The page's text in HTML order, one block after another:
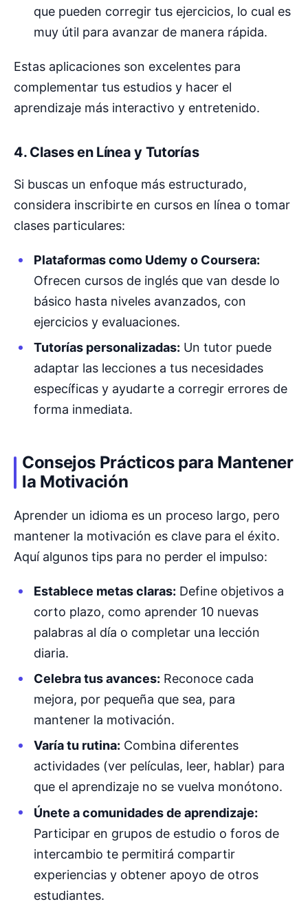
que pueden corregir tus ejercicios, lo cual es
muy útil para avanzar de manera rápida.
Estas aplicaciones son excelentes para
complementar tus estudios y hacer el
aprendizaje más interactivo y entretenido.
4. Clases en Línea y Tutorías
Si buscas un enfoque más estructurado,
considera inscribirte en cursos en línea o tomar
clases particulares:
Plataformas como Udemy o Coursera:
Ofrecen cursos de inglés que van desde lo
básico hasta niveles avanzados, con
ejercicios y evaluaciones.
Tutorías personalizadas: Un tutor puede
adaptar las lecciones a tus necesidades
específicas y ayudarte a corregir errores de
forma inmediata.
Consejos Prácticos para Mantener
la Motivación
Aprender un idioma es un proceso largo, pero
mantener la motivación es clave para el éxito.
Aquí algunos tips para no perder el impulso:
Establece metas claras: Define objetivos a
corto plazo, como aprender 10 nuevas
palabras al día o completar una lección
diaria.
Celebra tus avances: Reconoce cada
mejora, por pequeña que sea, para
mantener la motivación.
Varía tu rutina: Combina diferentes
actividades (ver películas, leer, hablar) para
que el aprendizaje no se vuelva monótono.
Únete a comunidades de aprendizaje:
Participar en grupos de estudio o foros de
intercambio te permitirá compartir
experiencias y obtener apoyo de otros
estudiantes.